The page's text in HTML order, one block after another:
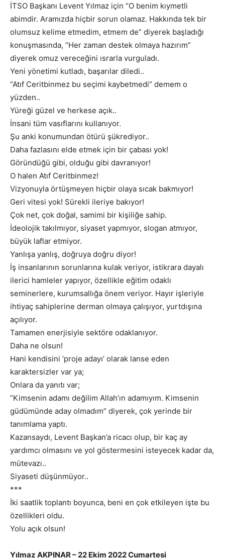
İTSO Başkanı Levent Yılmaz için “O benim kıymetli
abimdir. Aramızda hiçbir sorun olamaz. Hakkında tek bir
olumsuz kelime etmedim, etmem de” diyerek başladığı
konuşmasında, “Her zaman destek olmaya hazırım”
diyerek omuz vereceğini ısrarla vurguladı.
Yeni yönetimi kutladı, başarılar diledi..
“Atıf Ceritbinmez bu seçimi kaybetmedi” demem o
yüzden..
Yüreği güzel ve herkese açık..
İnsani tüm vasıflarını kullanıyor.
Şu anki konumundan ötürü şükrediyor..
Daha fazlasını elde etmek için bir çabası yok!
Göründüğü gibi, olduğu gibi davranıyor!
O halen Atıf Ceritbinmez!
Vizyonuyla örtüşmeyen hiçbir olaya sıcak bakmıyor!
Geri vitesi yok! Sürekli ileriye bakıyor!
Çok net, çok doğal, samimi bir kişiliğe sahip.
İdeolojik takılmıyor, siyaset yapmıyor, slogan atmıyor,
büyük laflar etmiyor.
Yanlışa yanlış, doğruya doğru diyor!
İş insanlarının sorunlarına kulak veriyor, istikrara dayalı
ilerici hamleler yapıyor, özellikle eğitim odaklı
seminerlere, kurumsallığa önem veriyor. Hayır işleriyle
ihtiyaç sahiplerine derman olmaya çalışıyor, yurtdışına
açılıyor.
Tamamen enerjisiyle sektöre odaklanıyor.
Daha ne olsun!
Hani kendisini ‘proje adayı’ olarak lanse eden
karaktersizler var ya;
Onlara da yanıtı var;
“Kimsenin adamı değilim Allah’ın adamıyım. Kimsenin
güdümünde aday olmadım” diyerek, çok yerinde bir
tanımlama yaptı.
Kazansaydı, Levent Başkan’a ricacı olup, bir kaç ay
yardımcı olmasını ve yol göstermesini isteyecek kadar da,
mütevazı..
Siyaseti düşünmüyor..
***
İki saatlik toplantı boyunca, beni en çok etkileyen işte bu
özellikleri oldu.
Yolu açık olsun!
Yılmaz AKPINAR – 22 Ekim 2022 Cumartesi